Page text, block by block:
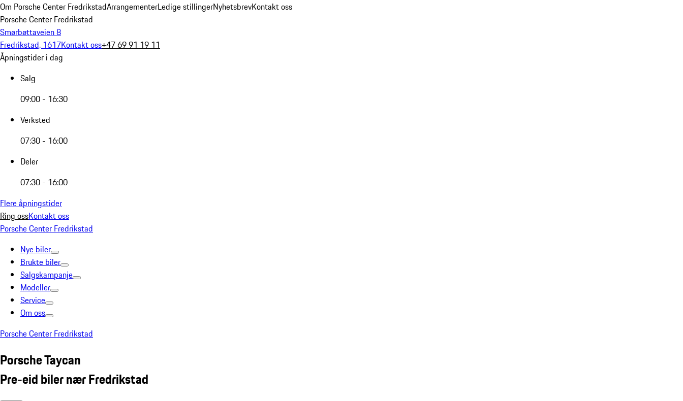
Om Porsche Center FredrikstadArrangementerLedige stillingerNyhetsbrevKontakt oss
Porsche Center Fredrikstad
Smørbøttaveien 8
Fredrikstad, 1617Kontakt oss+47 69 91 19 11
Åpningstider i dag
Salg
09:00 - 16:30
Verksted
07:30 - 16:00
Deler
07:30 - 16:00
Flere åpningstider
Ring ossKontakt oss
Porsche Center Fredrikstad
Nye biler
Brukte biler
Salgskampanje
Modeller
Service
Om oss
Porsche Center Fredrikstad
Porsche Taycan
Pre-eid biler nær Fredrikstad